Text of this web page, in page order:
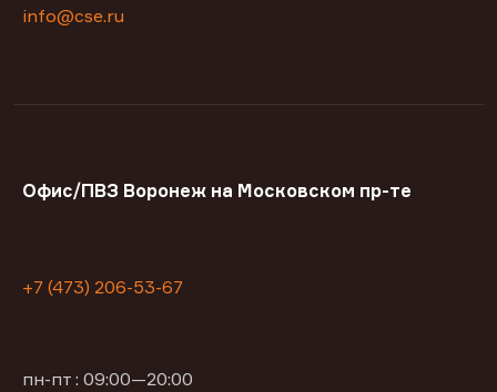
info@cse.ru
Офис/ПВЗ Воронеж на Московском пр-те
+7 (473) 206-53-67
пн-пт : 09:00—20:00